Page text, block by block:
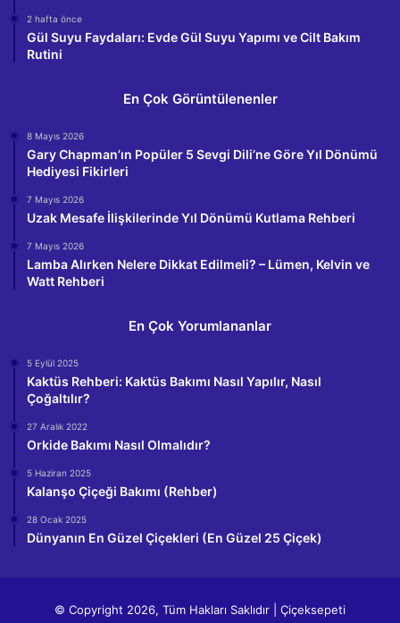
2 hafta önce
Gül Suyu Faydaları: Evde Gül Suyu Yapımı ve Cilt Bakım
Rutini
En Çok Görüntülenenler
8 Mayıs 2026
Gary Chapman’ın Popüler 5 Sevgi Dili’ne Göre Yıl Dönümü
Hediyesi Fikirleri
7 Mayıs 2026
Uzak Mesafe İlişkilerinde Yıl Dönümü Kutlama Rehberi
7 Mayıs 2026
Lamba Alırken Nelere Dikkat Edilmeli? – Lümen, Kelvin ve
Watt Rehberi
En Çok Yorumlananlar
5 Eylül 2025
Kaktüs Rehberi: Kaktüs Bakımı Nasıl Yapılır, Nasıl
Çoğaltılır?
27 Aralık 2022
Orkide Bakımı Nasıl Olmalıdır?
5 Haziran 2025
Kalanşo Çiçeği Bakımı (Rehber)
28 Ocak 2025
Dünyanın En Güzel Çiçekleri (En Güzel 25 Çiçek)
© Copyright 2026, Tüm Hakları Saklıdır | Çiçeksepeti